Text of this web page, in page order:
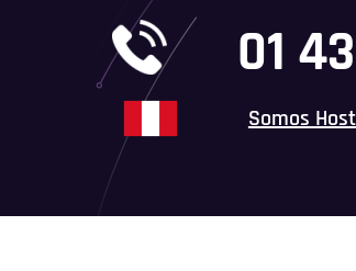
01
Somos